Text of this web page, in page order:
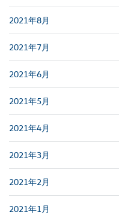
2021年8月
2021年7月
2021年6月
2021年5月
2021年4月
2021年3月
2021年2月
2021年1月